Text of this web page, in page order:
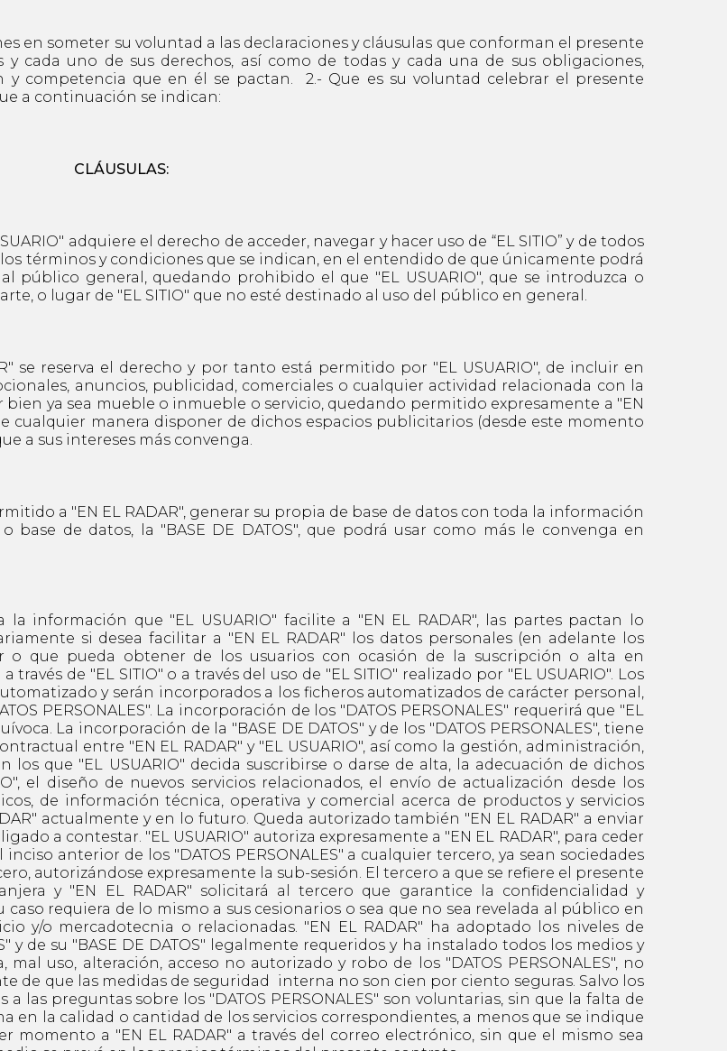
en someter su voluntad a las declaraciones y cláusulas que conforman el presente
cada uno de sus derechos, así como de todas y cada una de sus obligaciones,
y competencia que en él se pactan. 2.- Que es su voluntad celebrar el presente
a continuación se indican:
CLÁUSULAS:
adquiere el derecho de acceder, navegar y hacer uso de “EL SITIO” y de todos
los términos y condiciones que se indican, en el entendido de que únicamente podrá
público general, quedando prohibido el que "EL USUARIO", que se introduzca o
o lugar de "EL SITIO" que no esté destinado al uso del público en general.
se reserva el derecho y por tanto está permitido por "EL USUARIO", de incluir en
anuncios, publicidad, comerciales o cualquier actividad relacionada con la
ya sea mueble o inmueble o servicio, quedando permitido expresamente a "EN
cualquier manera disponer de dichos espacios publicitarios (desde este momento
a sus intereses más convenga.
a "EN EL RADAR", generar su propia de base de datos con toda la información
base de datos, la "BASE DE DATOS", que podrá usar como más le convenga en
la información que "EL USUARIO" facilite a "EN EL RADAR", las partes pactan lo
si desea facilitar a "EN EL RADAR" los datos personales (en adelante los
o que pueda obtener de los usuarios con ocasión de la suscripción o alta en
de "EL SITIO" o a través del uso de "EL SITIO" realizado por "EL USUARIO". Los
y serán incorporados a los ficheros automatizados de carácter personal,
PERSONALES". La incorporación de los "DATOS PERSONALES" requerirá que "EL
La incorporación de la "BASE DE DATOS" y de los "DATOS PERSONALES", tiene
entre "EN EL RADAR" y "EL USUARIO", así como la gestión, administración,
que "EL USUARIO" decida suscribirse o darse de alta, la adecuación de dichos
el diseño de nuevos servicios relacionados, el envío de actualización desde los
de información técnica, operativa y comercial acerca de productos y servicios
actualmente y en lo futuro. Queda autorizado también "EN EL RADAR" a enviar
a contestar. "EL USUARIO" autoriza expresamente a "EN EL RADAR", para ceder
anterior de los "DATOS PERSONALES" a cualquier tercero, ya sean sociedades
autorizándose expresamente la sub-sesión. El tercero a que se refiere el presente
y "EN EL RADAR" solicitará al tercero que garantice la confidencialidad y
requiera de lo mismo a sus cesionarios o sea que no sea revelada al público en
y/o mercadotecnia o relacionadas. "EN EL RADAR" ha adoptado los niveles de
y de su "BASE DE DATOS" legalmente requeridos y ha instalado todos los medios y
uso, alteración, acceso no autorizado y robo de los "DATOS PERSONALES", no
de que las medidas de seguridad
interna no son cien por ciento seguras. Salvo los
las preguntas sobre los "DATOS PERSONALES" son voluntarias, sin que la falta de
la calidad o cantidad de los servicios correspondientes, a menos que se indique
momento a "EN EL RADAR" a través del correo electrónico, sin que el mismo sea